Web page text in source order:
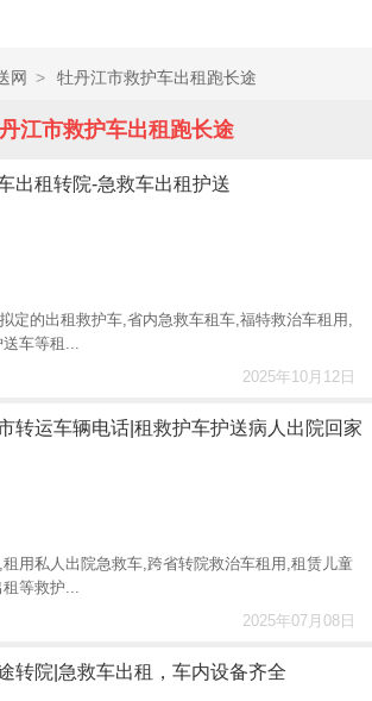
网 > 牡丹江市救护车出租跑长途
江市救护车出租跑长途
出租转院-急救车出租护送
定的出租救护车,省内急救车租车,福特救治车租用,
车等租...
2025年10月12日
转运车辆电话|租救护车护送病人出院回家
用私人出院急救车,跨省转院救治车租用,租赁儿童
等救护...
2025年07月08日
转院|急救车出租，车内设备齐全